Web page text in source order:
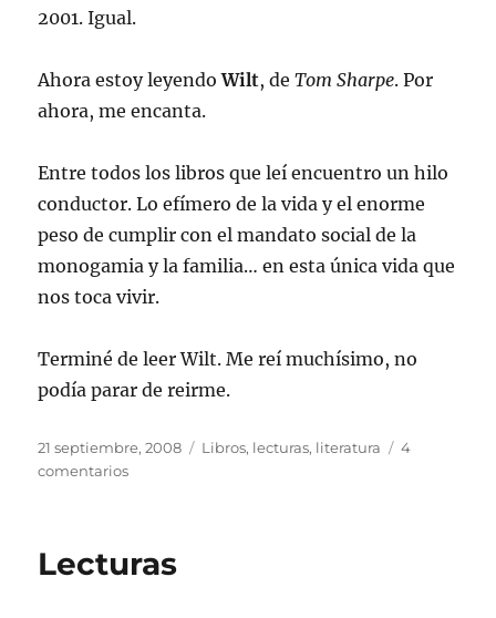
2001. Igual.
Ahora estoy leyendoWilt, deTom Sharpe. Por
ahora, me encanta.
Entre todos los libros que leí encuentro un hilo
conductor. Lo efímero de la vida y el enorme
peso de cumplir con el mandato social de la
monogamia y la familia… en esta única vida que
nos toca vivir.
Terminé de leer Wilt. Me reí muchísimo, no
podía parar de reirme.
Publicado
el
21 septiembre, 2008 Categorías
Libros, lecturas, literatura
4
comentariosen
Lecturas